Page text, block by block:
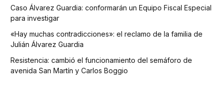
Caso Álvarez Guardia: conformarán un Equipo Fiscal Especial
para investigar
«Hay muchas contradicciones»: el reclamo de la familia de
Julián Álvarez Guardia
Resistencia: cambió el funcionamiento del semáforo de
avenida San Martín y Carlos Boggio